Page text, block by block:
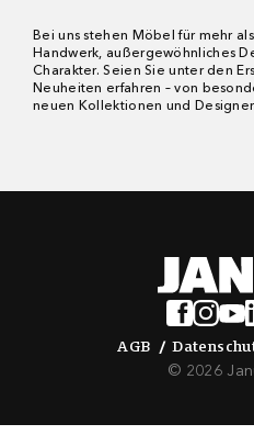
Bei uns stehen Möbel für mehr
Handwerk, außergewöhnliches
Charakter. Seien Sie unter den
Neuheiten erfahren – von
neuen Kollektionen und
AGB
© 2026